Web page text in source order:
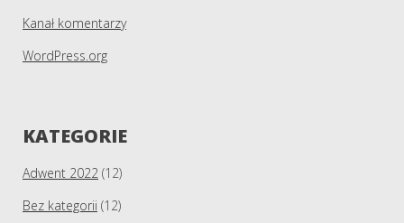
Kanał komentarzy
WordPress.org
KATEGORIE
Adwent 2022 (12)
Bez kategorii (12)